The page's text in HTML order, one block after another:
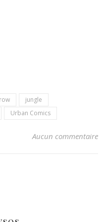
jungle
Urban Comics
Aucun commentaire